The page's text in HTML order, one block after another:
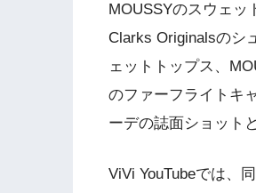
MOUSSYのスウェッ
Clarks Originalsのシ
ェットトップス、
のファーフライトキ
ーデの誌面ショット
ViVi YouTubeでは、